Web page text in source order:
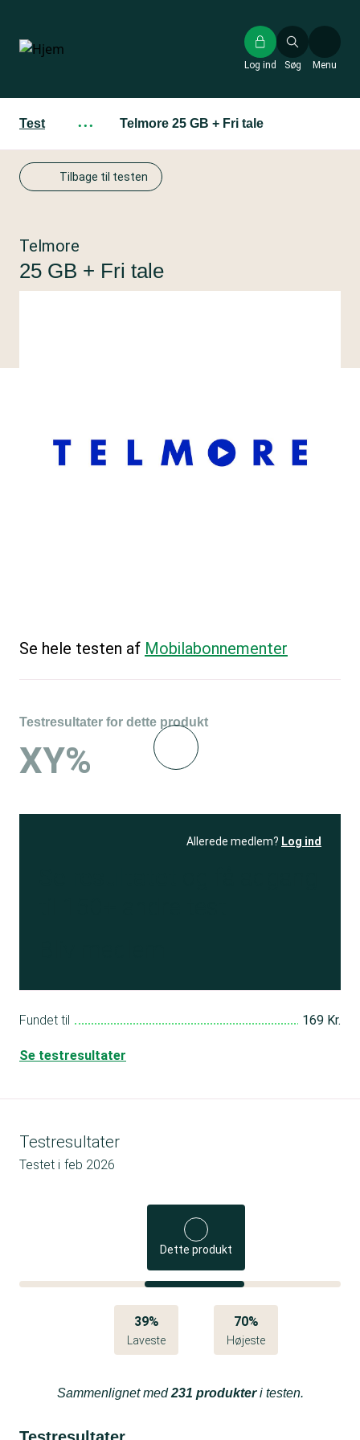
hovedindhold
Søg
Log ind Menu
Test ··· Telmore 25 GB + Fri tale
Tilbage til testen
Telmore
25 GB + Fri tale
Se hele testen af Mobilabonnementer
Testresultater for dette produkt
XY%
Allerede medlem? Log ind
Fundet til 169 Kr.
Se testresultater
Testresultater
Testet i feb 2026
Dette produkt
39%
Laveste
70%
Højeste
Sammenlignet med231 produkteri testen.
Testresultater